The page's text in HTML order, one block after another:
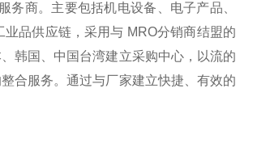
商。主要包括机电设备、电子产品、
品供应链，采用与 MRO分销商结盟的
韩国、中国台湾建立采购中心，以流的
合服务。通过与厂家建立快捷、有效的